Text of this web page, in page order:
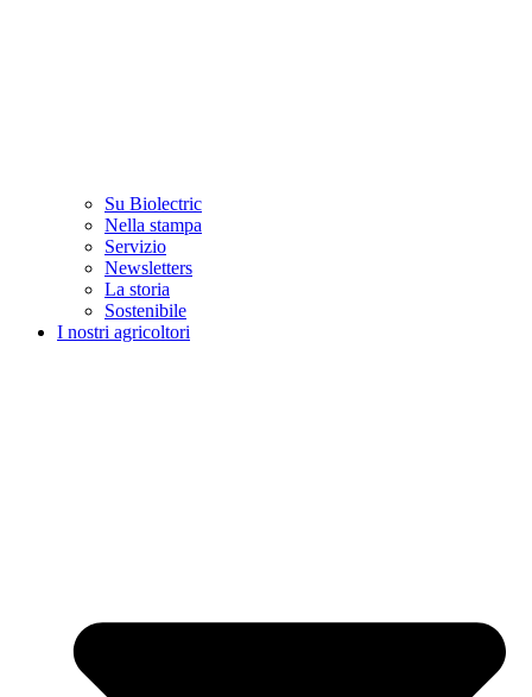
Su Biolectric
Nella stampa
Servizio
Newsletters
La storia
Sostenibile
I nostri agricoltori